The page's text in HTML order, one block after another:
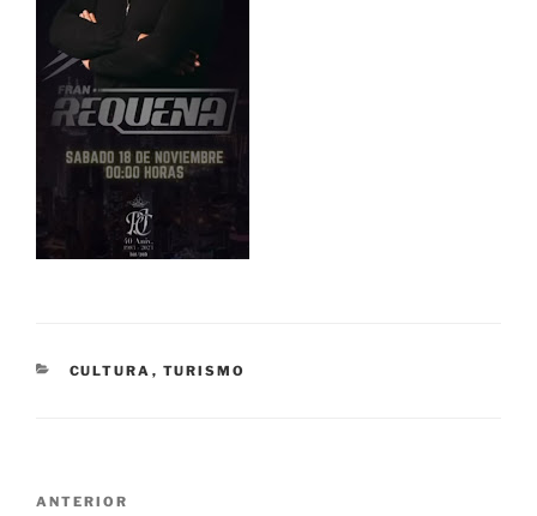
CATEGORÍAS
CULTURA , TURISMO
Entrada
ANTERIOR